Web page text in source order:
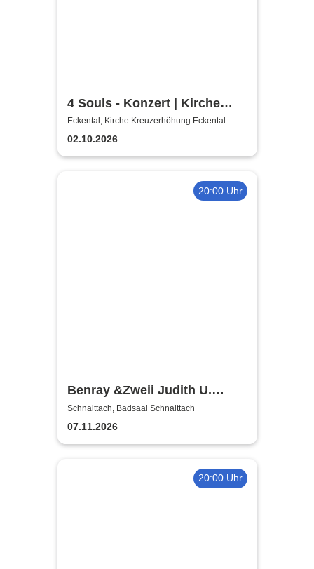
4 Souls - Konzert | Kirche
Kreuzerhöhung Eckental
Eckental, Kirche Kreuzerhöhung Eckental
02.10.2026
20:00 Uhr
Benray &Zweii Judith U.
Miriam Geissler | Tradition,
Schlager und Pop
Schnaittach, Badsaal Schnaittach
07.11.2026
20:00 Uhr